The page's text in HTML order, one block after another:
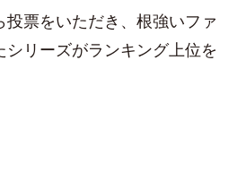
票をいただき、根強いファ
シリーズがランキング上位を